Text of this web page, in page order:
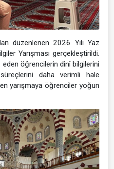
düzenlenen 2026 Yılı Yaz
Yarışması gerçekleştirildi.
eden öğrencilerin dinî bilgilerini
daha verimli hale
yarışmaya öğrenciler yoğun